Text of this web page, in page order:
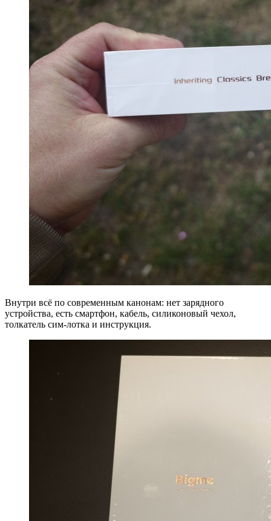
Внутри всё по современным канонам: нет зарядного
устройства, есть смартфон, кабель, силиконовый чехол,
толкатель сим-лотка и инструкция.